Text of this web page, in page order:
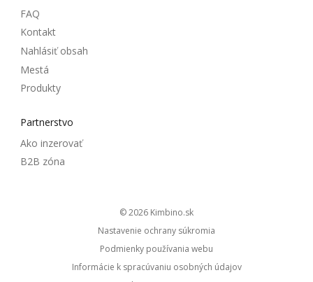
FAQ
Kontakt
Nahlásiť obsah
Mestá
Produkty
Partnerstvo
Ako inzerovať
B2B zóna
© 2026
kimbino.sk
Nastavenie ochrany súkromia
Podmienky používania webu
Informácie k spracúvaniu osobných údajov